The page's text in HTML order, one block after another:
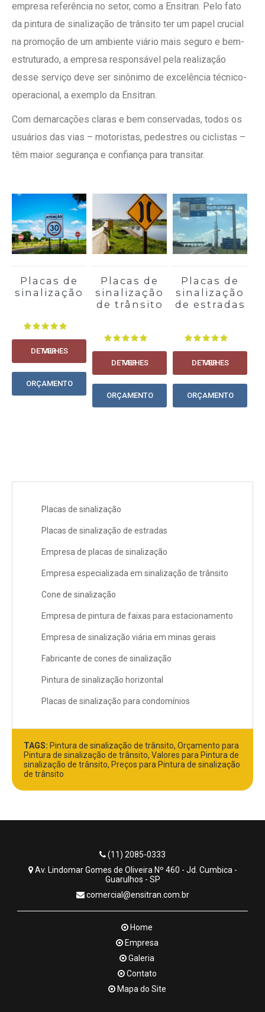
empresa referência no setor, como a Ensitran. Pelo fato
da pintura de sinalização de trânsito ter um papel crucial
na promoção de um ambiente viário mais seguro e bem-
estruturado, a empresa responsável pela realização
desse serviço deve ser sinônimo de excelência técnico-
operacional, a exemplo da Ensitran.
Com demarcações claras e bem conservadas, todos os
usuários das vias – motoristas, pedestres ou ciclistas –
têm maior segurança e confiança para transitar.
Placas de
sinalização
VER DETALHES
ORÇAMENTO
Placas de
sinalização
de trânsito
VER DETALHES
ORÇAMENTO
Placas de
sinalização
de estradas
VER DETALHES
ORÇAMENTO
Placas de sinalização
Placas de sinalização de estradas
Empresa de placas de sinalização
Empresa especializada em sinalização de trânsito
Cone de sinalização
Empresa de pintura de faixas para estacionamento
Empresa de sinalização viária em minas gerais
Fabricante de cones de sinalização
Pintura de sinalização horizontal
Placas de sinalização para condomínios
TAGS: Pintura de sinalização de trânsito, Orçamento para
Pintura de sinalização de trânsito, Valores para Pintura de
sinalização de trânsito, Preços para Pintura de sinalização
de trânsito
(11) 2085-0333
Av. Lindomar Gomes de Oliveira Nº 460 - Jd. Cumbica -
Guarulhos - SP
comercial@ensitran.com.br
Home
Empresa
Galeria
Contato
Mapa do Site